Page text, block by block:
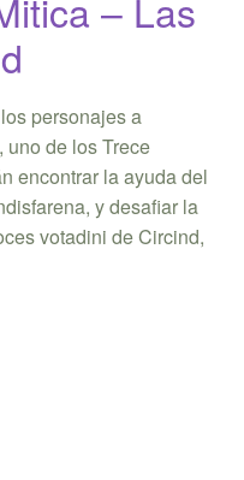
– Las
personajes a
uno de los Trece
encontrar la ayuda del
y desafiar la
votadini de Circind,